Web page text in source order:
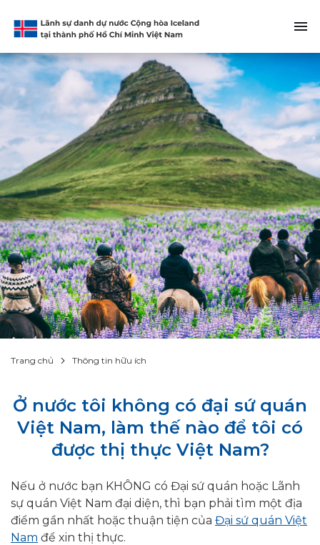
Trang chủ Thông tin hữu ích
Ở nước tôi không có đại sứ quán
Việt Nam, làm thế nào để tôi có
được thị thực Việt Nam?
Nếu ở nước bạn KHÔNG có Đại sứ quán hoặc Lãnh
sự quán Việt Nam đại diện, thì bạn phải tìm một địa
điểm gần nhất hoặc thuận tiện của Đại sứ quán Việt
Nam để xin thị thực.